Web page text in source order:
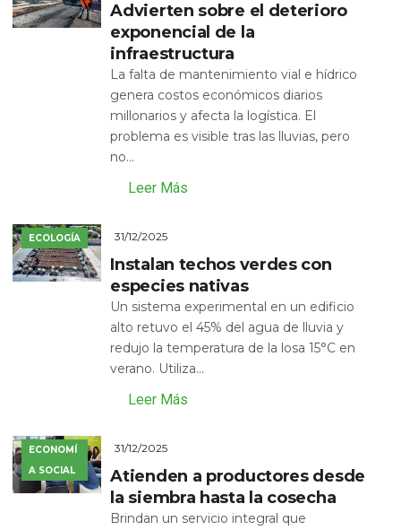
Advierten sobre el deterioro
exponencial de la
infraestructura
La falta de mantenimiento vial e hídrico
genera costos económicos diarios
millonarios y afecta la logística. El
problema es visible tras las lluvias, pero
no...
Leer Más
ECOLOGÍA 31/12/2025
Instalan techos verdes con
especies nativas
Un sistema experimental en un edificio
alto retuvo el 45% del agua de lluvia y
redujo la temperatura de la losa 15°C en
verano. Utiliza...
Leer Más
ECONOMÍ
A SOCIAL
31/12/2025
Atienden a productores desde
la siembra hasta la cosecha
Brindan un servicio integral que